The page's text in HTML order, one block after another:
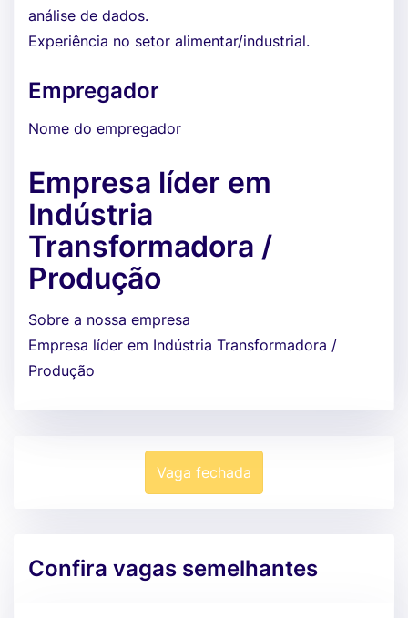
análise de dados.
Experiência no setor alimentar/industrial.
Empregador
Nome do empregador
Empresa líder em
Indústria
Transformadora /
Produção
Sobre a nossa empresa
Empresa líder em Indústria Transformadora /
Produção
Vaga fechada
Confira vagas semelhantes